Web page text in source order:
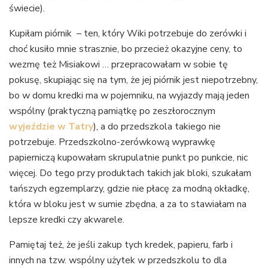
świecie).
Kupiłam piórnik – ten, który Wiki potrzebuje do zerówki i
choć kusiło mnie strasznie, bo przecież okazyjne ceny, to
wezmę też Misiakowi … przepracowałam w sobie tę
pokusę, skupiając się na tym, że jej piórnik jest niepotrzebny,
bo w domu kredki ma w pojemniku, na wyjazdy mają jeden
wspólny (praktyczną pamiątkę po zeszłorocznym
wyjeździe w Tatry), a do przedszkola takiego nie
potrzebuje. Przedszkolno-zerówkową wyprawkę
papierniczą kupowałam skrupulatnie punkt po punkcie, nic
więcej. Do tego przy produktach takich jak bloki, szukałam
tańszych egzemplarzy, gdzie nie płacę za modną okładkę,
która w bloku jest w sumie zbędna, a za to stawiałam na
lepsze kredki czy akwarele.
Pamiętaj też, że jeśli zakup tych kredek, papieru, farb i
innych na tzw. wspólny użytek w przedszkolu to dla